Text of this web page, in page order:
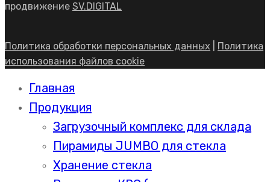
продвижение SV.DIGITAL
Политика обработки персональных данных
Политика
использования файлов cookie
Главная
Продукция
Загрузочный комплекс для склада
Пирамиды JUMBO для стекла
Хранение стекла